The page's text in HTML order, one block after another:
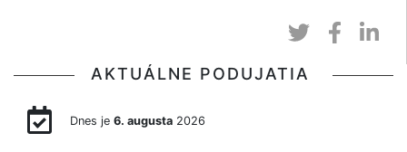
AKTUÁLNE PODUJATIA
Dnes je 6. augusta2026